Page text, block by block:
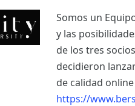
Somos un
y las
de los tres
decidieron
de calidad
https://